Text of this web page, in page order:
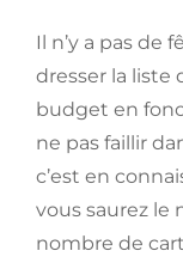
Il n’y a pas de
dresser la liste
budget en
ne pas faillir
c’est en
vous saurez le
nombre de